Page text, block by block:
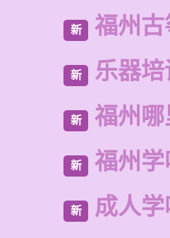
新 福州古
新 乐器
新 福州
新 福州
新 成人